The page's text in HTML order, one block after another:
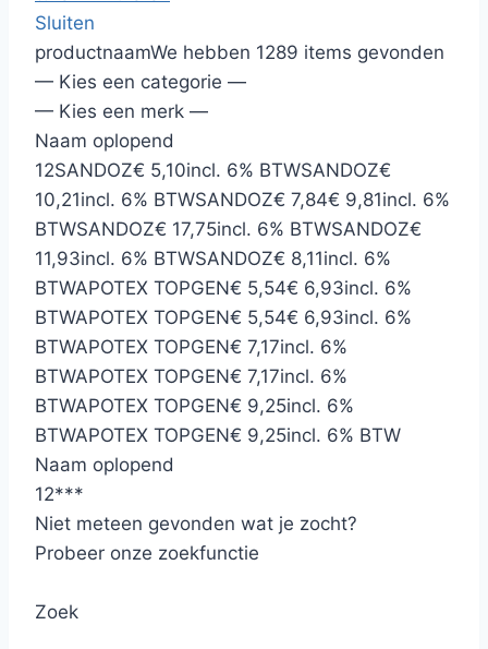
Sluiten
productnaamWe hebben 1289 items gevonden
— Kies een categorie —
— Kies een merk —
Naam oplopend
12SANDOZ€ 5,10incl. 6% BTWSANDOZ€
10,21incl. 6% BTWSANDOZ€ 7,84€ 9,81incl. 6%
BTWSANDOZ€ 17,75incl. 6% BTWSANDOZ€
11,93incl. 6% BTWSANDOZ€ 8,11incl. 6%
BTWAPOTEX TOPGEN€ 5,54€ 6,93incl. 6%
BTWAPOTEX TOPGEN€ 5,54€ 6,93incl. 6%
BTWAPOTEX TOPGEN€ 7,17incl. 6%
BTWAPOTEX TOPGEN€ 7,17incl. 6%
BTWAPOTEX TOPGEN€ 9,25incl. 6%
BTWAPOTEX TOPGEN€ 9,25incl. 6% BTW
Naam oplopend
12***
Niet meteen gevonden wat je zocht?
Probeer onze zoekfunctie
Zoek